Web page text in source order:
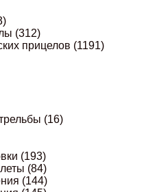
(312)
прицелов (1191)
(16)
(193)
(84)
(144)